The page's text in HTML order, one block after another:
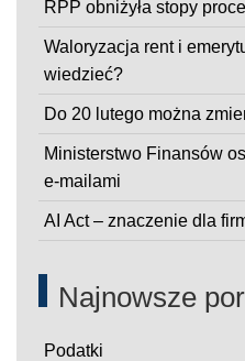
RPP obniżyła stopy
Waloryzacja rent i
wiedzieć?
Do 20 lutego można
Ministerstwo Finansów
e-mailami
AI Act – znaczenie dla
Najnowsze
Podatki